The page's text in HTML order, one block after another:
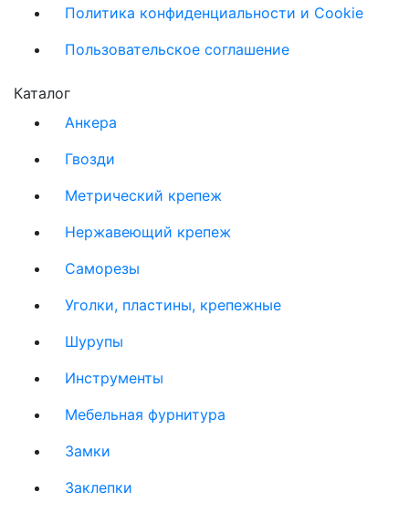
Политика конфиденциальности и Cookie
Пользовательское соглашение
Каталог
Анкера
Гвозди
Метрический крепеж
Нержавеющий крепеж
Саморезы
Уголки, пластины, крепежные
Шурупы
Инструменты
Мебельная фурнитура
Замки
Заклепки